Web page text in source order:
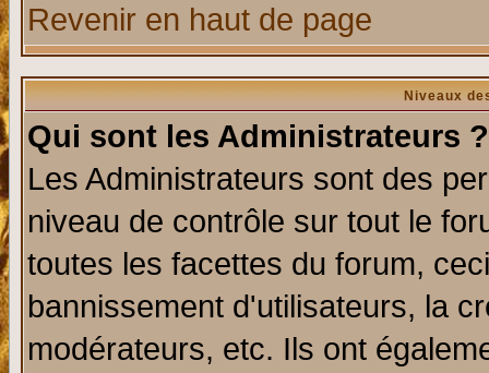
Revenir en haut de page
Niveaux
Qui sont les Administrateurs ?
Les Administrateurs sont des
niveau de contrôle sur tout le
toutes les facettes du forum,
bannissement d'utilisateurs, la
modérateurs, etc. Ils ont